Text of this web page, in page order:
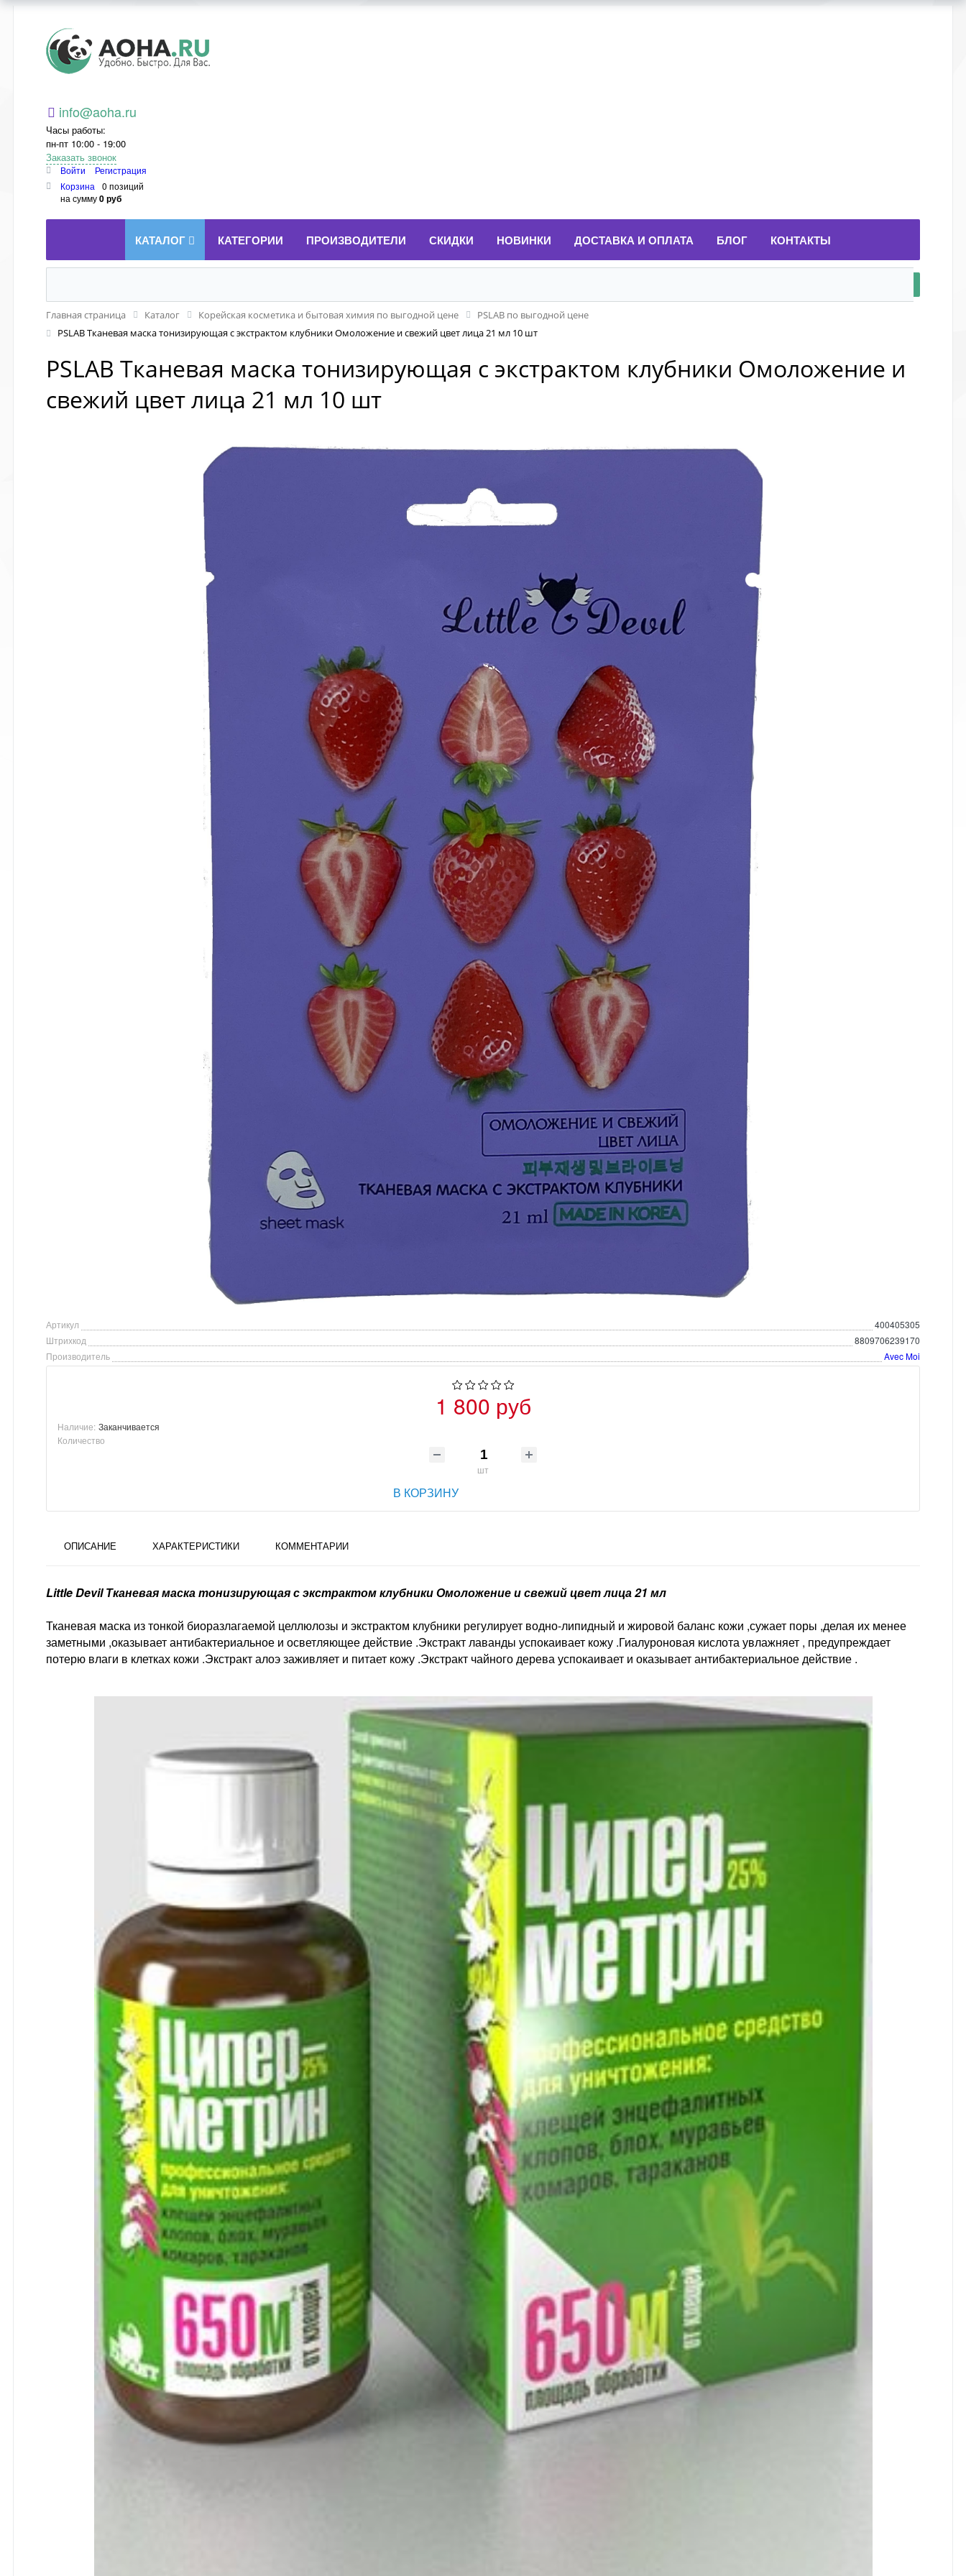
Aoha.ru
info@aoha.ru
Часы работы:
пн-пт 10:00 - 19:00
Заказать звонок
Войти
Регистрация
Корзина
0 позиций
на сумму0 руб
КАТАЛОГ КАТЕГОРИИ ПРОИЗВОДИТЕЛИ СКИДКИ НОВИНКИ ДОСТАВКА И ОПЛАТА БЛОГ КОНТАКТЫ
Главная страница Каталог Корейская косметика и бытовая химия по выгодной цене
PSLAB по выгодной цене
PSLAB Тканевая маска тонизирующая с экстрактом клубники Омоложение и свежий цвет лица 21 мл 10 шт
PSLAB Тканевая маска тонизирующая с экстрактом клубники Омоложение и
свежий цвет лица 21 мл 10 шт
Артикул
400405305
Штрихкод
8809706239170
Производитель
Avec Moi
1 800 руб
Наличие: Заканчивается
Количество
шт
В КОРЗИНУ
ОПИСАНИЕ ХАРАКТЕРИСТИКИ КОММЕНТАРИИ
Little Devil Тканевая маска тонизирующая с экстрактом клубники Омоложение и свежий цвет лица 21 мл
Тканевая маска из тонкой биоразлагаемой целлюлозы и экстрактом клубники регулирует водно-липидный и жировой баланс кожи ,сужает поры ,делая их менее
заметными ,оказывает антибактериальное и осветляющее действие .Экстракт лаванды успокаивает кожу .Гиалуроновая кислота увлажняет , предупреждает
потерю влаги в клетках кожи .Экстракт алоэ заживляет и питает кожу .Экстракт чайного дерева успокаивает и оказывает антибактериальное действие .